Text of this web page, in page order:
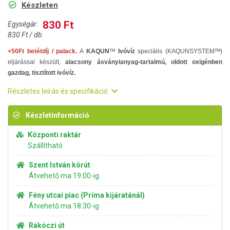
Készleten
830 Ft
Egységár:
830 Ft / db
+50Ft betétdíj / palack. A KAQUNᵀᴹ Ivóvízspeciális (KAQUNSYSTEMᵀᴹ)
eljárással készült,alacsony ásványianyag-tartalmú, oldott oxigénben
gazdag, tisztított ivóvíz.
Részletes leírás és specifikáció
Készletinformáció
Központi raktár
Szállítható
Szent István körút
Átvehető ma 19:00-ig
Fény utcai piac (Príma kijáratánál)
Átvehető ma 18:30-ig
Rákóczi út